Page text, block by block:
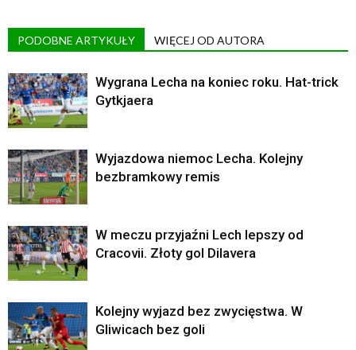
PODOBNE ARTYKUŁY WIĘCEJ OD AUTORA
Wygrana Lecha na koniec roku. Hat-trick
Gytkjaera
Wyjazdowa niemoc Lecha. Kolejny
bezbramkowy remis
W meczu przyjaźni Lech lepszy od
Cracovii. Złoty gol Dilavera
Kolejny wyjazd bez zwycięstwa. W
Gliwicach bez goli